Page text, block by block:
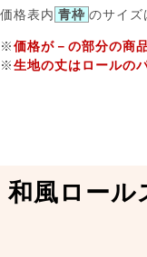
価格表内 青枠 のサイズ
※価格が－の部分の商
※生地の丈はロールの
和風ロール